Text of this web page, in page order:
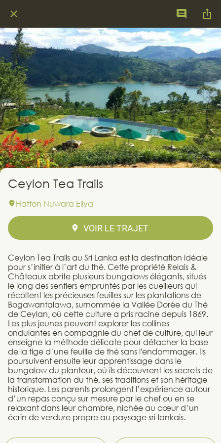
Ceylon Tea Trails
Hatton Nuwara Eliya
VOIR LE TRAJET
Ceylon Tea Trails au Sri Lanka est la destination idéale
pour s’initier à l’art du thé. Cette propriété Relais &
Châteaux abrite plusieurs bungalows élégants, situés
le long des sentiers empruntés par les cueilleurs qui
récoltent les précieuses feuilles sur les plantations de
Bogawantalawa, surnommée la Vallée Dorée du Thé
de Ceylan, où cette culture a pris racine depuis 1869.
Les plus jeunes peuvent explorer les collines
ondulantes en compagnie du chef de culture, qui leur
enseigne la méthode délicate pour détacher la base
de la tige d’une feuille de thé sans l'endommager. Ils
poursuivent ensuite leur apprentissage dans le
bungalow du planteur, où ils découvrent les secrets de
la transformation du thé, ses traditions et son héritage
historique. Les parents prolongent l’expérience autour
d’un repas conçu sur mesure par le chef ou en se
relaxant dans leur chambre, nichée au cœur d’un
écrin de verdure propre au paysage sri-lankais.